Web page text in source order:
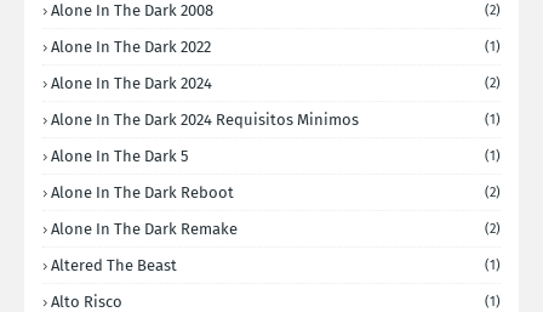
Alone In The Dark 2008 (2)
Alone In The Dark 2022 (1)
Alone In The Dark 2024 (2)
Alone In The Dark 2024 Requisitos Minimos (1)
Alone In The Dark 5 (1)
Alone In The Dark Reboot (2)
Alone In The Dark Remake (2)
Altered The Beast (1)
Alto Risco (1)